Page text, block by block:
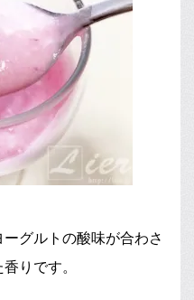
グルトの酸味が合わさ
りです。